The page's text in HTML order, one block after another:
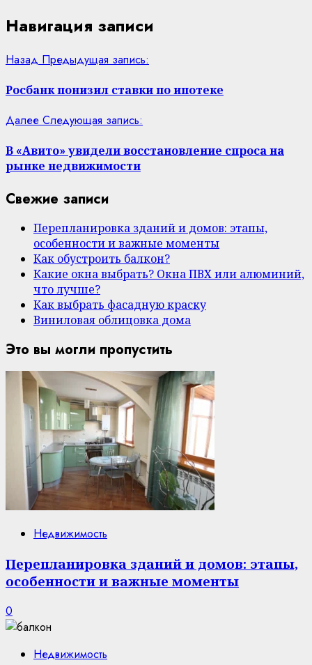
Навигация записи
Назад Предыдущая запись:
Росбанк понизил ставки по ипотеке
Далее Следующая запись:
В «Авито» увидели восстановление спроса на
рынке недвижимости
Свежие записи
Перепланировка зданий и домов: этапы,
особенности и важные моменты
Как обустроить балкон?
Какие окна выбрать? Окна ПВХ или алюминий,
что лучше?
Как выбрать фасадную краску
Виниловая облицовка дома
Это вы могли пропустить
Недвижимость
Перепланировка зданий и домов: этапы,
особенности и важные моменты
0
Недвижимость